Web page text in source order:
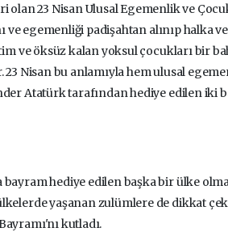
olan 23 Nisan Ulusal Egemenlik ve
ve egemenliği padişahtan alınıp
ve öksüz kalan yoksul çocukları bir
23 Nisan bu anlamıyla hem ulusal
Atatürk tarafından hediye edilen iki
hediye edilen başka bir ülke
yaşanan zulümlere de dikkat
kutladı.